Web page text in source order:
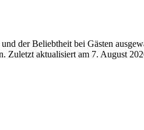
der Beliebtheit bei Gästen
Zuletzt aktualisiert am 7. August